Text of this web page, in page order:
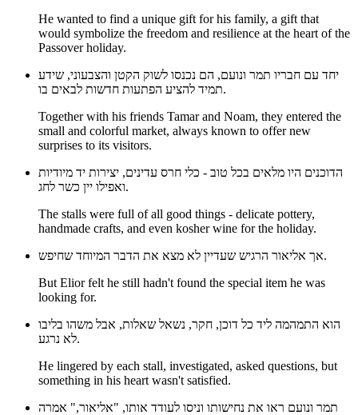
He wanted to find a unique gift for his family, a gift that
would symbolize the freedom and resilience at the heart of the
Passover holiday.
יחד עם חבריו תמר ונועם, הם נכנסו לשוק הקטן והצבעוני, שידע
תמיד להציע הפתעות חדשות לבאים בו.
Together with his friends Tamar and Noam, they entered the
small and colorful market, always known to offer new
surprises to its visitors.
הדוכנים היו מלאים בכל טוב - כלי חרס עדינים, יצירות יד מיודיות
ואפילו יין כשר לחג.
The stalls were full of all good things - delicate pottery,
handmade crafts, and even kosher wine for the holiday.
אך אליאור הרגיש שעדיין לא מצא את הדבר המיוחד שחיפש.
But Elior felt he still hadn't found the special item he was
looking for.
הוא התמהמה ליד כל דוכן, חקר, נשאל שאלות, אבל משהו בליבו
לא נרגע.
He lingered by each stall, investigated, asked questions, but
something in his heart wasn't satisfied.
תמר ונועם ראו את נחישותו וניסו לעודד אותו, "אליאור," אמרה